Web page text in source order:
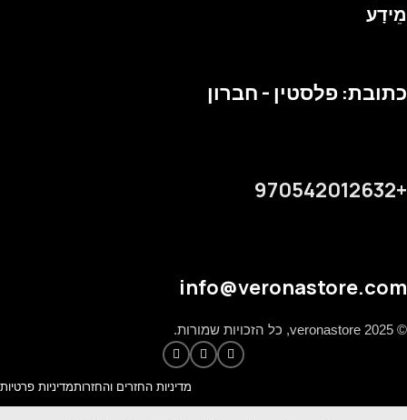
מֵידָע
כתובת: פלסטין - חברון
+970542012632
info@veronastore.com
© 2025 veronastore, כל הזכויות שמורות.
מדיניות החזרים והחזרותמדיניות פרטיות